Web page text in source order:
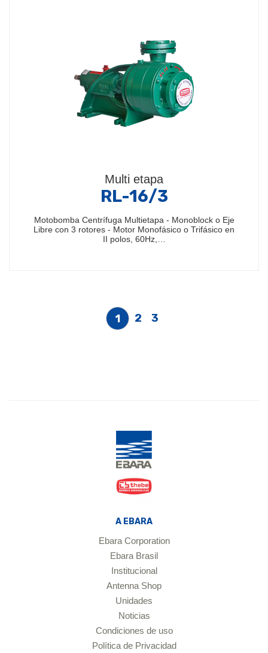
Multi etapa
RL-16/3
Motobomba Centrífuga Multietapa - Monoblock o Eje
Libre con 3 rotores - Motor Monofásico o Trifásico en
II polos, 60Hz,…
1 2 3
A EBARA
Ebara Corporation
Ebara Brasil
Institucional
Antenna Shop
Unidades
Noticias
Condiciones de uso
Política de Privacidad